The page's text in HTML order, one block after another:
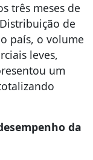
três meses de
de
país, o volume
leves,
um
da